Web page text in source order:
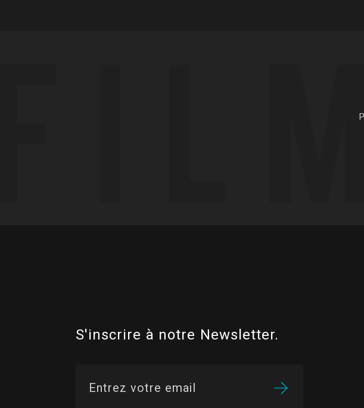
S'inscrire à notre Newsletter.